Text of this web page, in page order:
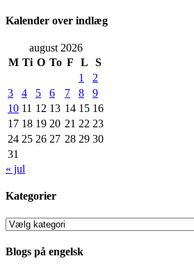
Kalender over indlæg
august 2026
M Ti O To F L
S
1
2
3
4 5 6 7 8
9
10 11 12 13 14 15 16
17 18 19 20 21 22 23
24 25 26 27 28 29 30
31
« jul
Kategorier
Kategorier
Blogs på engelsk